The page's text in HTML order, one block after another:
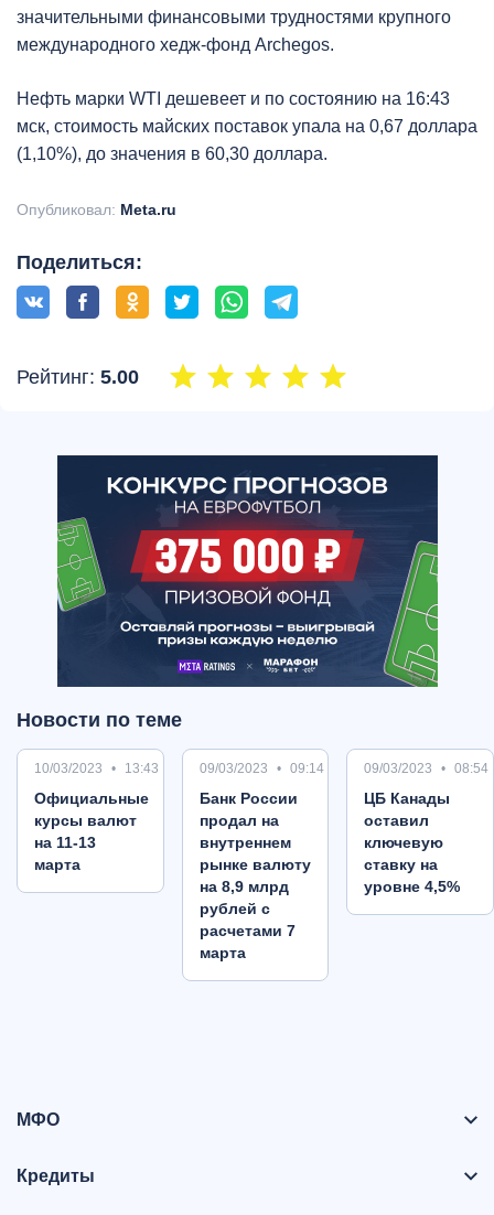
значительными финансовыми трудностями крупного
международного хедж-фонд Archegos.
Нефть марки WTI дешевеет и по состоянию на 16:43
мск, стоимость майских поставок упала на 0,67 доллара
(1,10%), до значения в 60,30 доллара.
Опубликовал: Meta.ru
Поделиться:
Рейтинг: 5.00
Новости по теме
10/03/2023 13:43
Oфициальные
курсы валют
на 11-13
марта
09/03/2023 09:14
Банк России
продал на
внутреннем
рынке валюту
на 8,9 млрд
рублей с
расчетами 7
марта
09/03/2023 08:54
ЦБ Канады
оставил
ключевую
ставку на
уровне 4,5%
МФО
Кредиты